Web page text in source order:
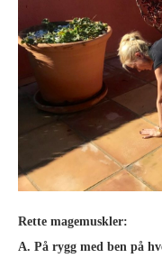
Rette magemuskler:
A. På rygg med ben på